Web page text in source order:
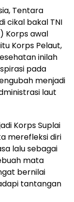
Tentara
cikal bakal TNI
Korps awal
Korps Pelaut,
inilah
pada
menjadi
laut
Korps Suplai
merefleksi diri
lalu sebagai
mata
bernilai
tantangan